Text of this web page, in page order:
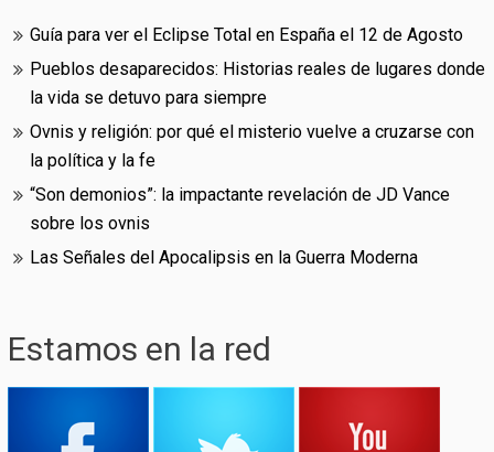
Guía para ver el Eclipse Total en España el 12 de Agosto
Pueblos desaparecidos: Historias reales de lugares donde
la vida se detuvo para siempre
Ovnis y religión: por qué el misterio vuelve a cruzarse con
la política y la fe
“Son demonios”: la impactante revelación de JD Vance
sobre los ovnis
Las Señales del Apocalipsis en la Guerra Moderna
Estamos en la red